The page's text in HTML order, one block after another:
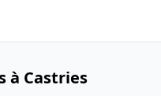
à Castries